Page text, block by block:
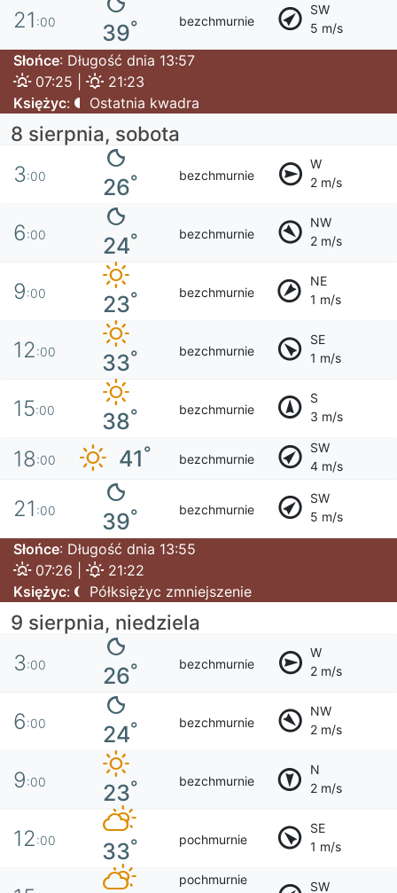
21 :00 39° bezchmurnie
SW
5 m/s
Słońce: Długość dnia 13:57
07:25 |
21:23
Księżyc: Ostatnia kwadra
8 sierpnia, sobota
3:00 26° bezchmurnie
W
2 m/s
6:00 24° bezchmurnie
NW
2 m/s
9:00 23° bezchmurnie
NE
1 m/s
12:00 33° bezchmurnie
SE
1 m/s
15:00 38° bezchmurnie
S
3 m/s
18:00 41° bezchmurnie
SW
4 m/s
21 :00 39° bezchmurnie
SW
5 m/s
Słońce: Długość dnia 13:55
07:26 |
21:22
Księżyc: Półksiężyc zmniejszenie
9 sierpnia, niedziela
3:00 26° bezchmurnie
W
2 m/s
6:00 24° bezchmurnie
NW
2 m/s
9:00 23° bezchmurnie
N
2 m/s
12:00 33° pochmurnie
SE
1 m/s
pochmurnie
SW